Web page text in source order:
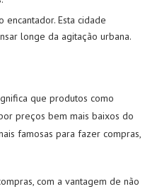
Esta cidade
longe da agitação urbana.
que produtos como
preços bem mais baixos do
famosas para fazer compras,
com a vantagem de não